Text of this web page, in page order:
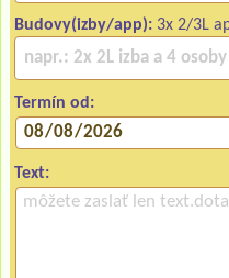
Budovy(izby/app): 3x 2/3L
Termín od:
Text: